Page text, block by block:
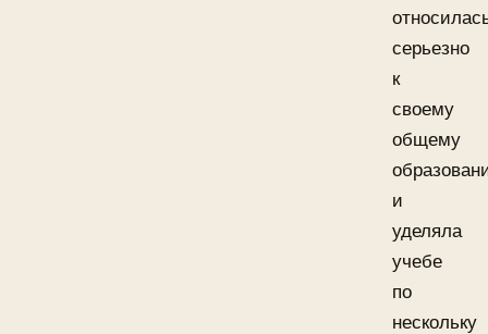
серьезно
к
своему
общему
и
уделяла
учебе
по
нескольку